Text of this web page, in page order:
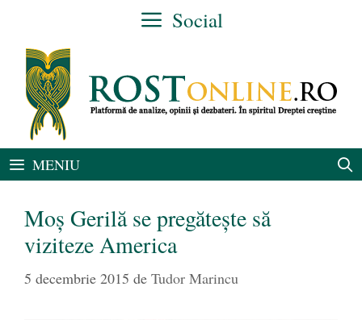
conținut
Social
MENIU
Moș Gerilă se pregătește să
viziteze America
5 decembrie 2015 de Tudor Marincu